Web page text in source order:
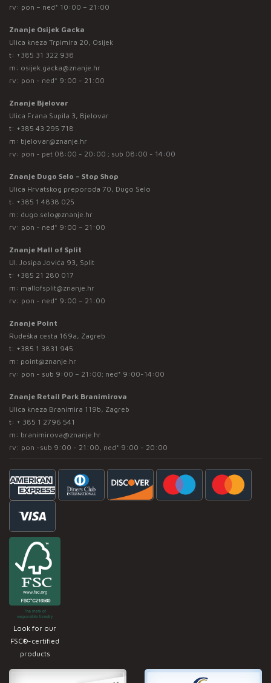
rv: pon – ned* 10:00 – 21:00
Znanje Osijek Gacka
Ulica kneza Trpimira 20, Osijek
t: +385 31 322 938
m: osijek.gacka@znanje.hr
rv: pon - ned* 9:00 - 21:00
Znanje Bjelovar
Ulica Frana Supila 3, Bjelovar
t: +385 43 295 718
m: bjelovar@znanje.hr
rv: pon - pet 08:00 - 20:00 ; sub 08:00 - 14:00
Znanje Dugo Selo – Stop Shop
Ulica Hrvatskog preporoda 70, Dugo Selo
t: +385 1 4838 025
m: dugo.selo@znanje.hr
rv: pon - ned* 9:00 – 21:00
Znanje Mall of Split
Ul. Josipa Jovića 93, Split
t: +385 21 280 017
m: mallofsplit@znanje.hr
rv: pon - ned* 9:00 – 21:00
Znanje Point
Rudeška cesta 169a, Zagreb
t: +385 1 3831 945
m: point@znanje.hr
rv: pon - sub 9:00 – 21:00; ned* 9:00-14:00
Znanje Retail Park Branimirova
Ulica kneza Branimira 119b, Zagreb
t: + 385 1 2796 541
m: branimirova@znanje.hr
rv: pon -sub 9:00 - 21:00, ned* 9:00 - 20:00
Look for our
FSC®-certified
products